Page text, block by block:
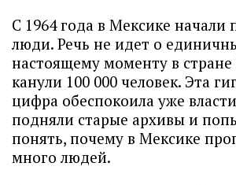
С 1964 года в Мексике начали
люди. Речь не идет о
настоящему моменту в стране
канули 100 000 человек. Эта
цифра обеспокоила уже
подняли старые архивы и
понять, почему в Мексике
много людей.